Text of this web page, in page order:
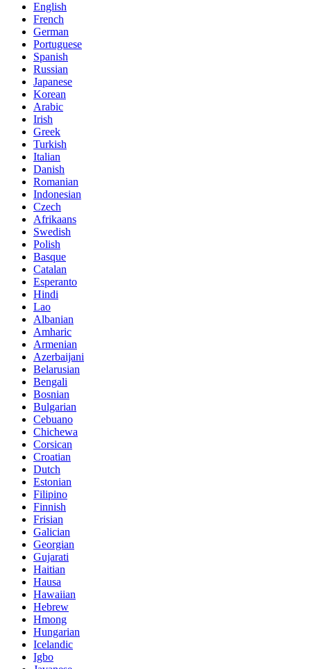
English
French
German
Portuguese
Spanish
Russian
Japanese
Korean
Arabic
Irish
Greek
Turkish
Italian
Danish
Romanian
Indonesian
Czech
Afrikaans
Swedish
Polish
Basque
Catalan
Esperanto
Hindi
Lao
Albanian
Amharic
Armenian
Azerbaijani
Belarusian
Bengali
Bosnian
Bulgarian
Cebuano
Chichewa
Corsican
Croatian
Dutch
Estonian
Filipino
Finnish
Frisian
Galician
Georgian
Gujarati
Haitian
Hausa
Hawaiian
Hebrew
Hmong
Hungarian
Icelandic
Igbo